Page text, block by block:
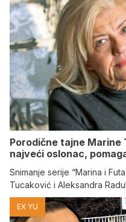
Porodične tajne Marine
najveći oslonac,
Snimanje serije “Marina i
Tucaković i Aleksandra
EX YU